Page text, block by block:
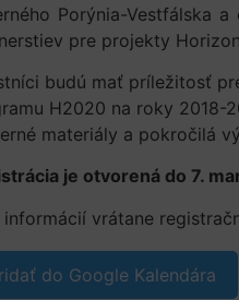
Porýnia-Vestfálska
pre projekty
budú mať príležitosť
H2020 na roky 2018-
materiály a pokročilá
je otvorená do 7.
informácií vrátane
do Google Kalendára